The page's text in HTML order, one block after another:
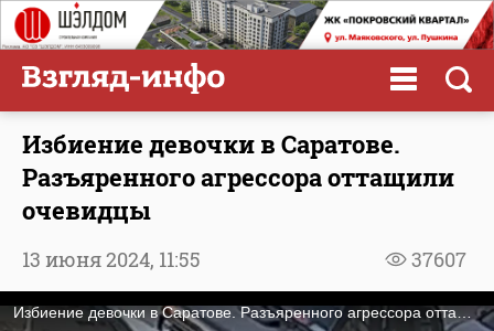
Избиение девочки в Саратове.
Разъяренного агрессора оттащили
очевидцы
37607
13 июня 2024, 11:55